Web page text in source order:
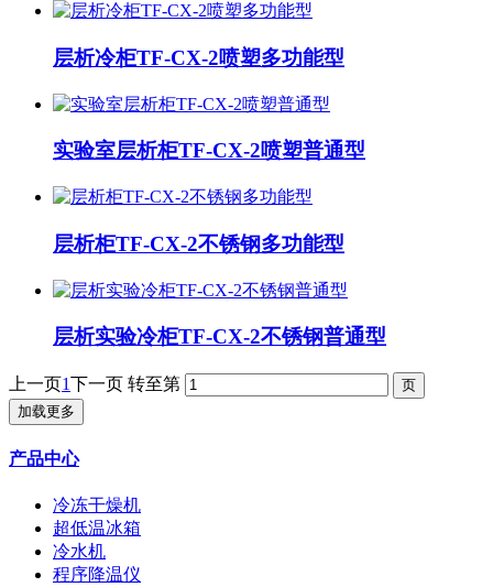
层析冷柜TF-CX-2喷塑多功能型
实验室层析柜TF-CX-2喷塑普通型
层析柜TF-CX-2不锈钢多功能型
层析实验冷柜TF-CX-2不锈钢普通型
上一页1下一页 转至第
加载更多
产品中心
冷冻干燥机
超低温冰箱
冷水机
程序降温仪